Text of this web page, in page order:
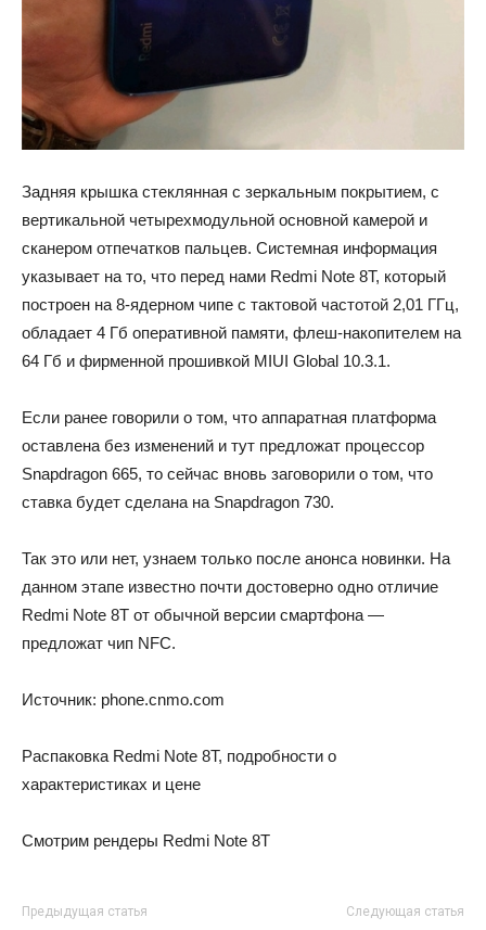
Задняя крышка стеклянная с зеркальным покрытием, с
вертикальной четырехмодульной основной камерой и
сканером отпечатков пальцев. Системная информация
указывает на то, что перед нами Redmi Note 8T, который
построен на 8-ядерном чипе с тактовой частотой 2,01 ГГц,
обладает 4 Гб оперативной памяти, флеш-накопителем на
64 Гб и фирменной прошивкой MIUI Global 10.3.1.
Если ранее говорили о том, что аппаратная платформа
оставлена без изменений и тут предложат процессор
Snapdragon 665, то сейчас вновь заговорили о том, что
ставка будет сделана на Snapdragon 730.
Так это или нет, узнаем только после анонса новинки. На
данном этапе известно почти достоверно одно отличие
Redmi Note 8T от обычной версии смартфона —
предложат чип NFC.
Источник: phone.cnmo.com
Распаковка Redmi Note 8T, подробности о
характеристиках и цене
Смотрим рендеры Redmi Note 8T
Предыдущая статья Следующая статья